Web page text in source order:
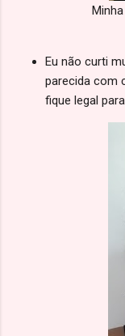
Eu não curti
parecida com
fique legal